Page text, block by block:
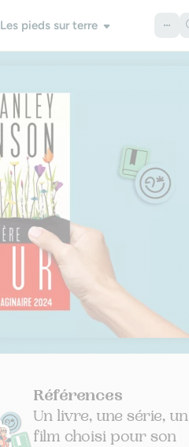
Les pieds sur terre
Références
Un livre, une série, un
film choisi pour son